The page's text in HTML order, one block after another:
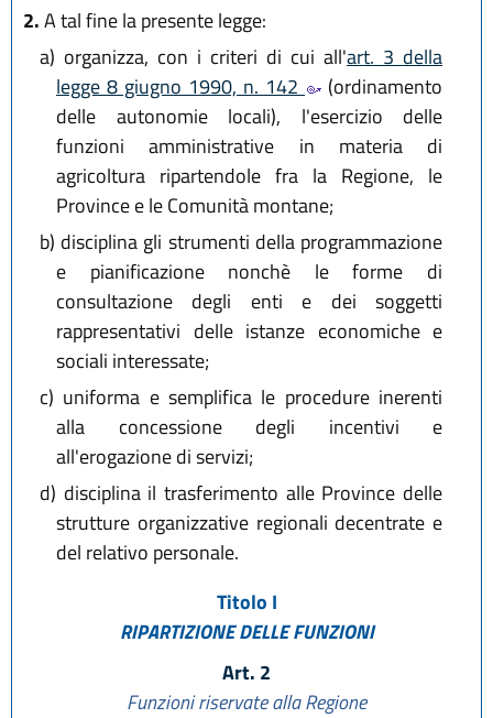
2.A tal fine la presente legge:
a) organizza, con i criteri di cui all'art. 3 della
legge 8 giugno 1990, n. 142
(ordinamento
delle autonomie locali), l'esercizio delle
funzioni amministrative in materia di
agricoltura ripartendole fra la Regione, le
Province e le Comunità montane;
b) disciplina gli strumenti della programmazione
e pianificazione nonchè le forme di
consultazione degli enti e dei soggetti
rappresentativi delle istanze economiche e
sociali interessate;
c) uniforma e semplifica le procedure inerenti
alla concessione degli incentivi e
all'erogazione di servizi;
d) disciplina il trasferimento alle Province delle
strutture organizzative regionali decentrate e
del relativo personale.
Titolo I
RIPARTIZIONE DELLE FUNZIONI
Art. 2
Funzioni riservate alla Regione